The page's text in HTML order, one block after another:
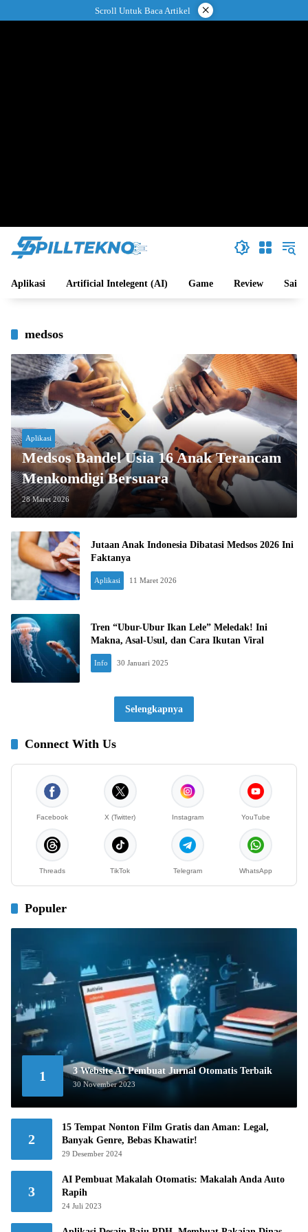
ke
Scroll Untuk Baca Artikel ×
Aplikasi Artificial Intelegent (AI) Game Review Sains
medsos
Aplikasi
Medsos Bandel Usia 16 Anak Terancam
Menkomdigi Bersuara
28 Maret 2026
Jutaan Anak Indonesia Dibatasi Medsos 2026 Ini
Faktanya
Aplikasi 11 Maret 2026
Tren “Ubur-Ubur Ikan Lele” Meledak! Ini
Makna, Asal-Usul, dan Cara Ikutan Viral
Info 30 Januari 2025
Selengkapnya
Connect With Us
Facebook X (Twitter) Instagram YouTube
Threads TikTok Telegram WhatsApp
Populer
1 3 Website AI Pembuat Jurnal Otomatis Terbaik
30 November 2023
2
15 Tempat Nonton Film Gratis dan Aman: Legal,
Banyak Genre, Bebas Khawatir!
29 Desember 2024
3
AI Pembuat Makalah Otomatis: Makalah Anda Auto
Rapih
24 Juli 2023